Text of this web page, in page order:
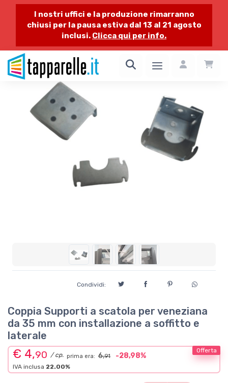
I nostri uffici e la produzione rimarranno
chiusi per la pausa estiva dal 13 al 21 agosto
inclusi. Clicca qui per info.
Condividi:
Coppia Supporti a scatola per veneziana
da 35 mm con installazione a soffitto e
laterale
Offerta
€ 4,90 / cp. prima era: 6,91 -28,98%
IVA inclusa 22.00%